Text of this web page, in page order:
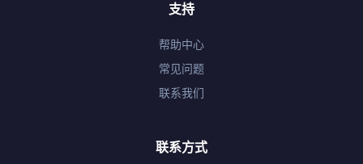
支持
帮助中心
常见问题
联系我们
联系方式